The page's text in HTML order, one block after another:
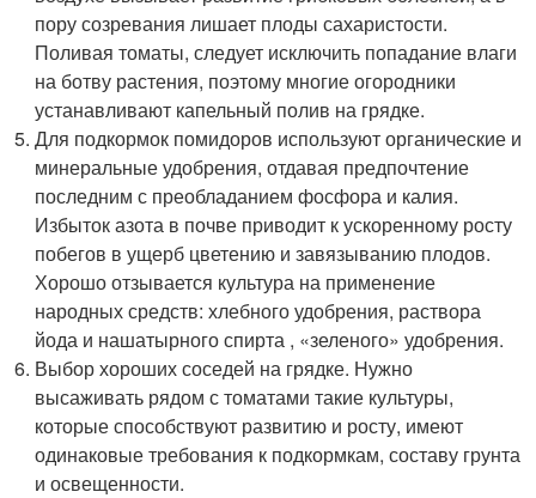
пору созревания лишает плоды сахаристости.
Поливая томаты, следует исключить попадание влаги
на ботву растения, поэтому многие огородники
устанавливают капельный полив на грядке.
Для подкормок помидоров используют органические и
минеральные удобрения, отдавая предпочтение
последним с преобладанием фосфора и калия.
Избыток азота в почве приводит к ускоренному росту
побегов в ущерб цветению и завязыванию плодов.
Хорошо отзывается культура на применение
народных средств: хлебного удобрения, раствора
йода и нашатырного спирта , «зеленого» удобрения.
Выбор хороших соседей на грядке. Нужно
высаживать рядом с томатами такие культуры,
которые способствуют развитию и росту, имеют
одинаковые требования к подкормкам, составу грунта
и освещенности.